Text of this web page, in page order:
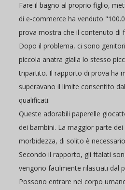
Fare il bagno al proprio figlio,
di e-commerce ha venduto
prova mostra che il contenuto di
Dopo il problema, ci sono
piccola anatra gialla lo stesso
tripartito. Il rapporto di prova ha
superavano il limite consentito
qualificati.
Queste adorabili paperelle
dei bambini. La maggior parte
morbidezza, di solito è
Secondo il rapporto, gli ftalati
vengono facilmente rilasciati dal
Possono entrare nel corpo